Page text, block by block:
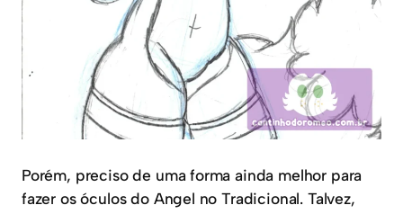
Porém, preciso de uma forma ainda melhor para
fazer os óculos do Angel no Tradicional. Talvez,